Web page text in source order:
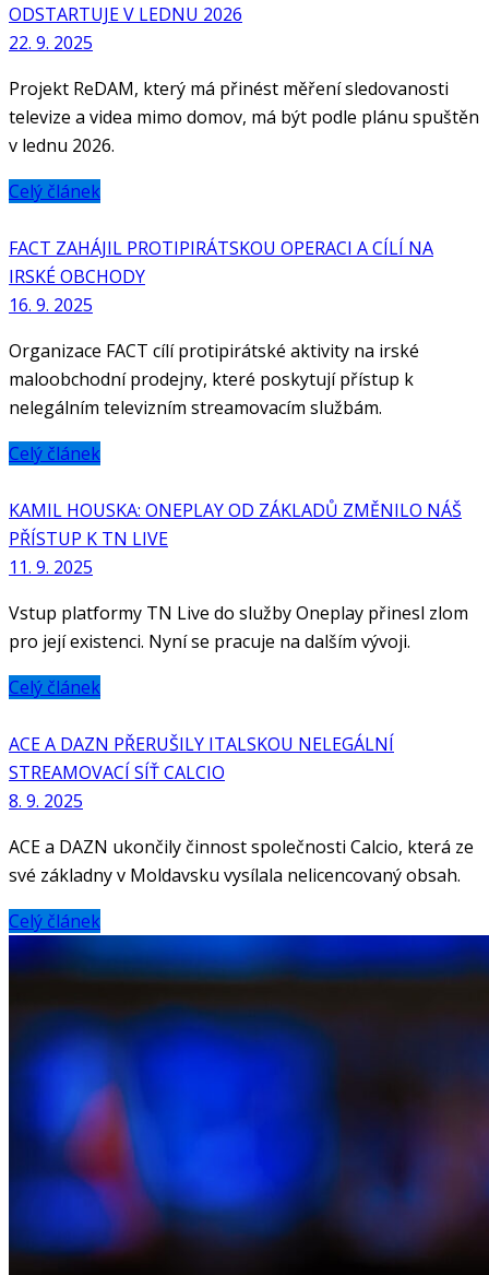
ODSTARTUJE V LEDNU 2026
22. 9. 2025
Projekt ReDAM, který má přinést měření sledovanosti
televize a videa mimo domov, má být podle plánu spuštěn
v lednu 2026.
Celý článek
FACT ZAHÁJIL PROTIPIRÁTSKOU OPERACI A CÍLÍ NA
IRSKÉ OBCHODY
16. 9. 2025
Organizace FACT cílí protipirátské aktivity na irské
maloobchodní prodejny, které poskytují přístup k
nelegálním televizním streamovacím službám.
Celý článek
KAMIL HOUSKA: ONEPLAY OD ZÁKLADŮ ZMĚNILO NÁŠ
PŘÍSTUP K TN LIVE
11. 9. 2025
Vstup platformy TN Live do služby Oneplay přinesl zlom
pro její existenci. Nyní se pracuje na dalším vývoji.
Celý článek
ACE A DAZN PŘERUŠILY ITALSKOU NELEGÁLNÍ
STREAMOVACÍ SÍŤ CALCIO
8. 9. 2025
ACE a DAZN ukončily činnost společnosti Calcio, která ze
své základny v Moldavsku vysílala nelicencovaný obsah.
Celý článek